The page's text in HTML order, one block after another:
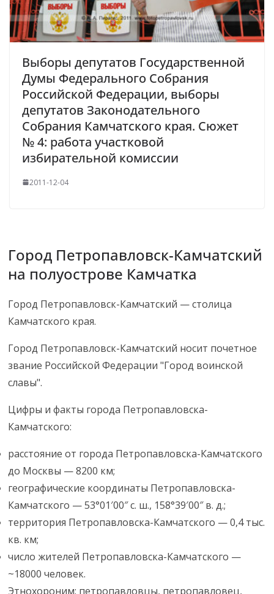
Выборы депутатов Государственной
Думы Федерального Собрания
Российской Федерации, выборы
депутатов Законодательного
Собрания Камчатского края. Сюжет
№ 4: работа участковой
избирательной комиссии
2011-12-04
Город Петропавловск-Камчатский
на полуострове Камчатка
Город Петропавловск-Камчатский — столица
Камчатского края.
Город Петропавловск-Камчатский носит почетное
звание Российской Федерации "Город воинской
славы".
Цифры и факты города Петропавловска-
Камчатского:
расстояние от города Петропавловска-Камчатского
до Москвы — 8200 км;
географические координаты Петропавловска-
Камчатского — 53°01′00″ с. ш., 158°39′00″ в. д.;
территория Петропавловска-Камчатского — 0,4 тыс.
кв. км;
число жителей Петропавловска-Камчатского —
~18000 человек.
Этнохороним: петропавловцы, петропавловец,